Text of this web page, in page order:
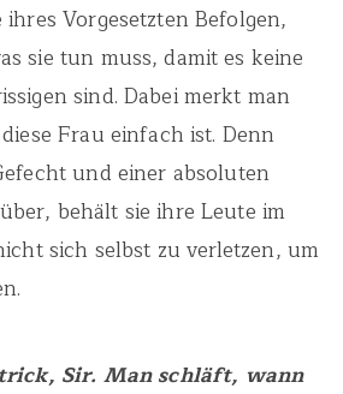
Vorgesetzten Befolgen,
sie tun muss, damit es keine
sind. Dabei merkt man
Frau einfach ist. Denn
und einer absoluten
behält sie ihre Leute im
sich selbst zu verletzen, um
Sir. Man schläft, wann